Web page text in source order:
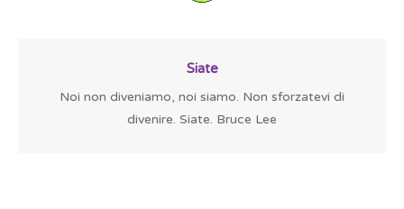
Siate
Noi non diveniamo, noi siamo. Non sforzatevi di
divenire. Siate. Bruce Lee